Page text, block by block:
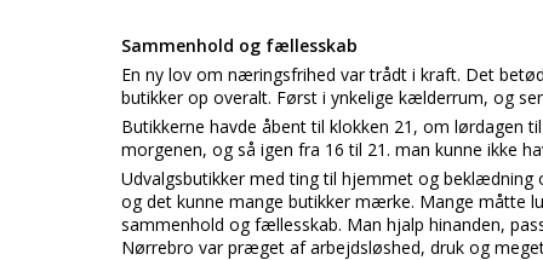
Sammenhold og fællesskab
En ny lov om næringsfrihed var trådt i kraft. Det
butikker op overalt. Først i ynkelige kælderrum, og
Butikkerne havde åbent til klokken 21, om lørdagen
morgenen, og så igen fra 16 til 21. man kunne ikke
Udvalgsbutikker med ting til hjemmet og beklædning
og det kunne mange butikker mærke. Mange måtte
sammenhold og fællesskab. Man hjalp hinanden,
Nørrebro var præget af arbejdsløshed, druk og